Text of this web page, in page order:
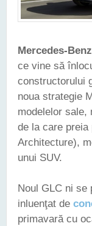
Mercedes-Benz
ce vine să
constructorului
noua strategie
modelelor sale,
de la care preia
Architecture),
unui SUV.
Noul GLC ni se
inluenţat de
primavară cu